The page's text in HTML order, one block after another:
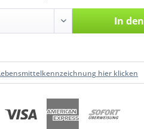
In den
hier klicken